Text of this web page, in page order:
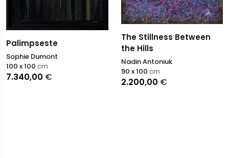
Palimpseste
Sophie Dumont
7.340,00 €
100 x 100 cm
The Stillness Between
the Hills
Nadin Antoniuk
2.200,00 €
90 x 100 cm